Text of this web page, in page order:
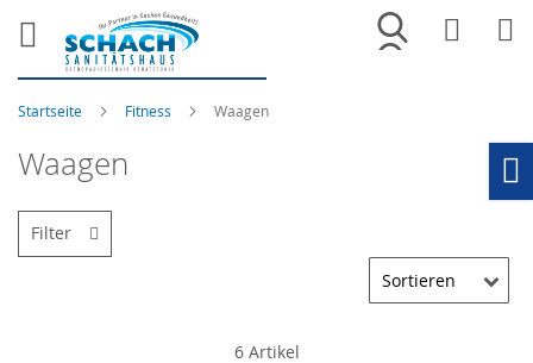
Merkliste
Startseite Fitness Waagen
Waagen
6Artikel
Filter